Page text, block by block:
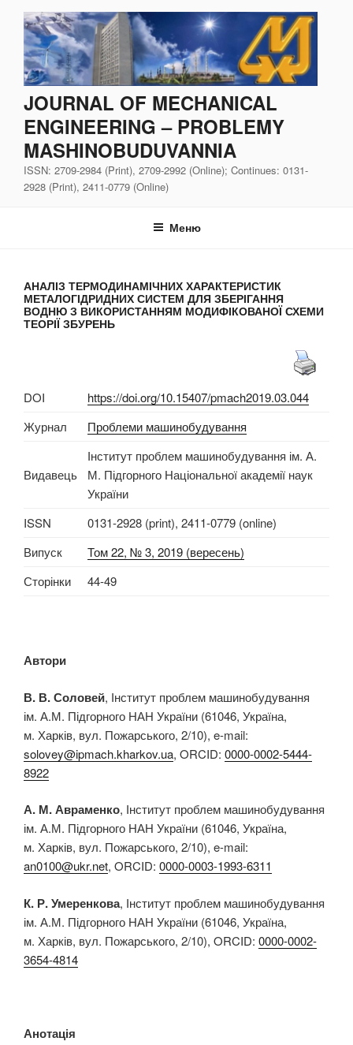
Перейти
вмісту
JOURNAL OF MECHANICAL
ENGINEERING – PROBLEMY
MASHINOBUDUVANNIA
ISSN: 2709-2984 (Print), 2709-2992 (Online); Continues: 0131-
2928 (Print), 2411-0779 (Online)
Меню
АНАЛІЗ ТЕРМОДИНАМІЧНИХ ХАРАКТЕРИСТИК
МЕТАЛОГІДРИДНИХ СИСТЕМ ДЛЯ ЗБЕРІГАННЯ
ВОДНЮ З ВИКОРИСТАННЯМ МОДИФІКОВАНОЇ СХЕМИ
ТЕОРІЇ ЗБУРЕНЬ
DOI
https://doi.org/10.15407/pmach2019.03.044
Журнал
Проблеми машинобудування
Видавець
Інститут проблем машинобудування ім. А.
М. Підгорного Національної академії наук
України
ISSN
0131-2928 (print), 2411-0779 (online)
Випуск
Том 22, № 3, 2019 (вересень)
Сторінки
44-49
Автори
В. В. Соловей, Інститут проблем машинобудування
ім. А.М. Підгорного НАН України (61046, Україна,
м. Харків, вул. Пожарського, 2/10), e-mail:
solovey@ipmach.kharkov.ua, ORCID: 0000-0002-5444-
8922
А. М. Авраменко, Інститут проблем машинобудування
ім. А.М. Підгорного НАН України (61046, Україна,
м. Харків, вул. Пожарського, 2/10), e-mail:
an0100@ukr.net, ORCID: 0000-0003-1993-6311
К. Р. Умеренкова, Інститут проблем машинобудування
ім. А.М. Підгорного НАН України (61046, Україна,
м. Харків, вул. Пожарського, 2/10), ORCID: 0000-0002-
3654-4814
Анотація